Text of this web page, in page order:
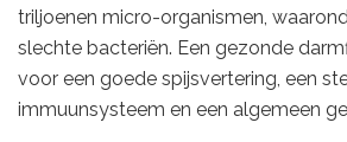
triljoenen micro-organismen,
slechte bacteriën. Een gezonde
voor een goede spijsvertering, een
immuunsysteem en een algemeen